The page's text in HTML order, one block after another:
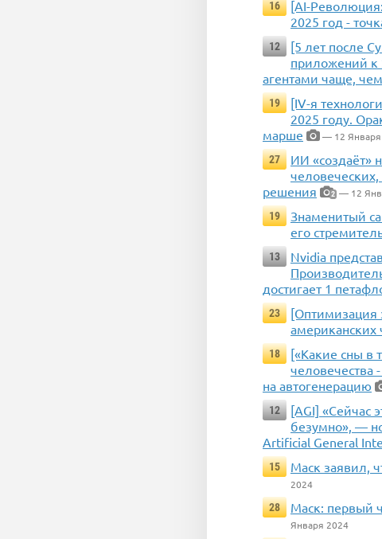
16
[AI-
2025 год -
12
[5 лет после
приложений к
агентами чаще,
19
[IV-я
2025 году.
марше
— 12 Января
27
ИИ «создаёт»
решения
2 — 12
19
Знаменитый
его
13
Nvidia
достигает 1
23
[Оптимизация
18
[«Какие сны в
человечества
на автогенерацию
12
[AGI] «Сейчас
безумно», —
Artificial General
15
Маск заявил,
2024
28
Маск: первый
Января 2024